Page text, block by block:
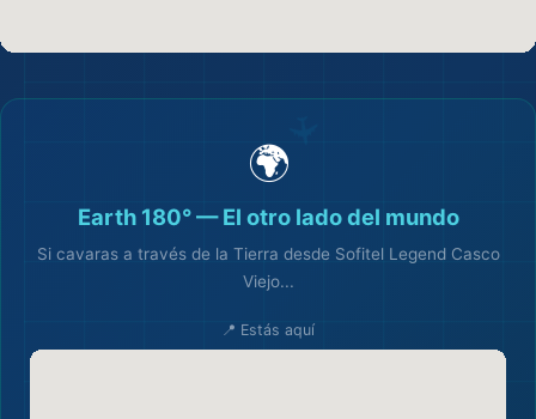
🌍
Earth 180° — El otro lado del mundo
Si cavaras a través de la Tierra desde Sofitel Legend Casco
Viejo...
📍 Estás aquí